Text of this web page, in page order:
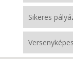
Sikeres